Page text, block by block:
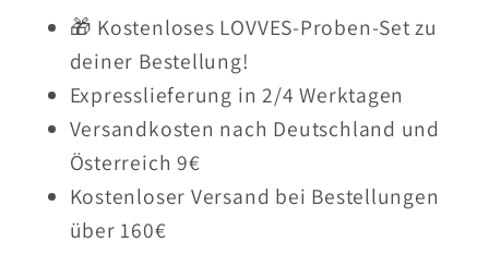
Unreine
Haut
für
Unreine
Haut
🎁 Kostenloses LOVVES-Proben-Set zu
deiner Bestellung!
Expresslieferung in 2/4 Werktagen
Versandkosten nach Deutschland und
Österreich 9€
Kostenloser Versand bei Bestellungen
über 160€